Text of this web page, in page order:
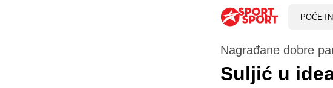
Nagrađane dobre
Suljić u